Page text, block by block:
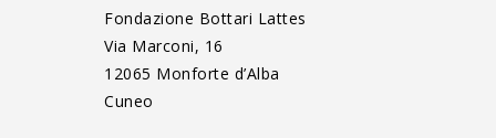
Fondazione Bottari Lattes
Via Marconi, 16
12065 Monforte d’Alba
Cuneo